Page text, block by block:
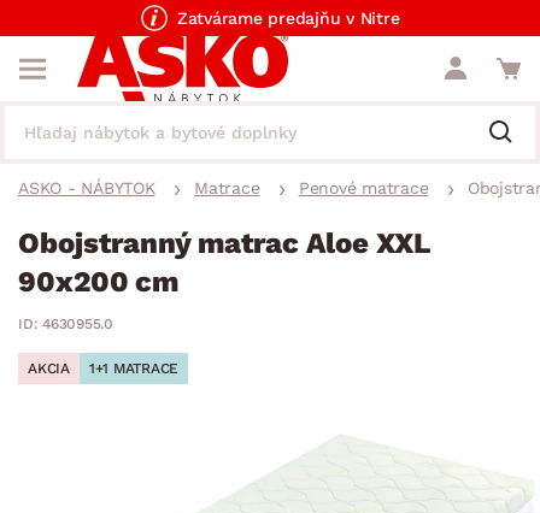
Zatvárame predajňu v Nitre
ASKO - NÁBYTOK Matrace Penové matrace
Obojstranný matrac Aloe XXL
90x200 cm
ID: 4630955.0
AKCIA 1+1 MATRACE